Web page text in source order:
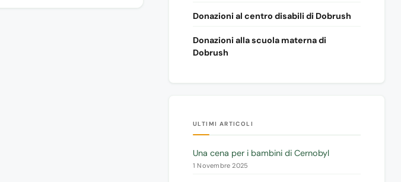
Donazioni al centro disabili di Dobrush
Donazioni alla scuola materna di
Dobrush
ULTIMI ARTICOLI
Una cena per i bambini di Cernobyl
1 Novembre 2025